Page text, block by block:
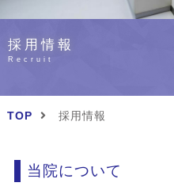
採用情報
Recruit
TOP 採用情報
当院について